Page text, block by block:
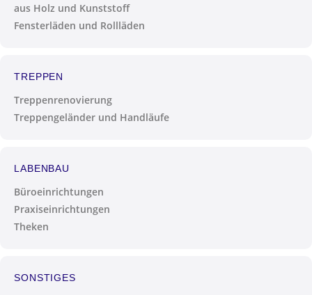
aus Holz und Kunststoff
Fensterläden und Rollläden
TREPPEN
Treppenrenovierung
Treppengeländer und Handläufe
LABENBAU
Büroeinrichtungen
Praxiseinrichtungen
Theken
SONSTIGES